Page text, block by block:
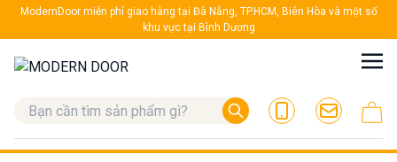
ModernDoor miễn phí giao hàng tại Đà Nẵng, TP.HCM, Biên Hòa và một số
khu vực tại Bình Dương